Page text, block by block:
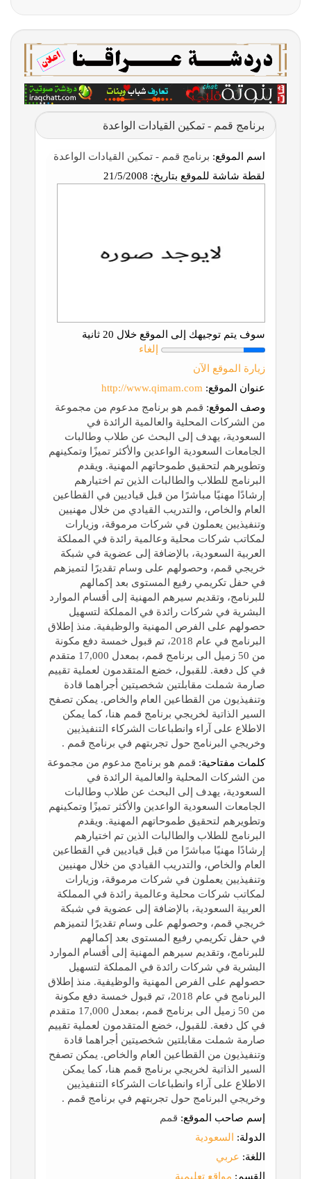
برنامج قمم - تمكين القيادات الواعدة
اسم الموقع: برنامج قمم - تمكين القيادات الواعدة
لقطة شاشة للموقع بتاريخ:
سوف يتم توجيهك إلى الموقع خلال 20 ثانية
إلغاء
زيارة الموقع الآن
عنوان الموقع: http://www.qimam.com
وصف الموقع: قمم هو برنامج مدعوم من مجموعة
من الشركات المحلية والعالمية الرائدة في
السعودية، يهدف إلى البحث عن طلاب وطالبات
الجامعات السعودية الواعدين والأكثر تميزًا وتمكينهم
وتطويرهم لتحقيق طموحاتهم المهنية. ويقدم
البرنامج للطلاب والطالبات الذين تم اختيارهم
إرشادًا مهنيًا مباشرًا من قبل قياديين في القطاعين
العام والخاص، والتدريب القيادي من خلال مهنيين
وتنفيذيين يعملون في شركات مرموقة، وزيارات
لمكاتب شركات محلية وعالمية رائدة في المملكة
العربية السعودية، بالإضافة إلى عضوية في شبكة
خريجي قمم، وحصولهم على وسام تقديرًا لتميزهم
في حفل تكريمي رفيع المستوى بعد إكمالهم
للبرنامج، وتقديم سيرهم المهنية إلى أقسام الموارد
البشرية في شركات رائدة في المملكة لتسهيل
حصولهم على الفرص المهنية والوظيفية. منذ إطلاق
البرنامج في عام 2018، تم قبول خمسة دفع مكونة
من 50 زميل الى برنامج قمم، بمعدل 17,000 متقدم
في كل دفعة. للقبول، خضع المتقدمون لعملية تقييم
صارمة شملت مقابلتين شخصيتين أجراهما قادة
وتنفيذيون من القطاعين العام والخاص. يمكن تصفح
السير الذاتية لخريجي برنامج قمم هنا، كما يمكن
الاطلاع على آراء وانطباعات الشركاء التنفيذيين
وخريجي البرنامج حول تجربتهم في برنامج قمم .
كلمات مفتاحية: قمم هو برنامج مدعوم من مجموعة
من الشركات المحلية والعالمية الرائدة في
السعودية، يهدف إلى البحث عن طلاب وطالبات
الجامعات السعودية الواعدين والأكثر تميزًا وتمكينهم
وتطويرهم لتحقيق طموحاتهم المهنية. ويقدم
البرنامج للطلاب والطالبات الذين تم اختيارهم
إرشادًا مهنيًا مباشرًا من قبل قياديين في القطاعين
العام والخاص، والتدريب القيادي من خلال مهنيين
وتنفيذيين يعملون في شركات مرموقة، وزيارات
لمكاتب شركات محلية وعالمية رائدة في المملكة
العربية السعودية، بالإضافة إلى عضوية في شبكة
خريجي قمم، وحصولهم على وسام تقديرًا لتميزهم
في حفل تكريمي رفيع المستوى بعد إكمالهم
للبرنامج، وتقديم سيرهم المهنية إلى أقسام الموارد
البشرية في شركات رائدة في المملكة لتسهيل
حصولهم على الفرص المهنية والوظيفية. منذ إطلاق
البرنامج في عام 2018، تم قبول خمسة دفع مكونة
من 50 زميل الى برنامج قمم، بمعدل 17,000 متقدم
في كل دفعة. للقبول، خضع المتقدمون لعملية تقييم
صارمة شملت مقابلتين شخصيتين أجراهما قادة
وتنفيذيون من القطاعين العام والخاص. يمكن تصفح
السير الذاتية لخريجي برنامج قمم هنا، كما يمكن
الاطلاع على آراء وانطباعات الشركاء التنفيذيين
وخريجي البرنامج حول تجربتهم في برنامج قمم .
إسم صاحب الموقع: قمم
الدولة:
السعودية
اللغة: عربي
القسم: مواقع تعليمية